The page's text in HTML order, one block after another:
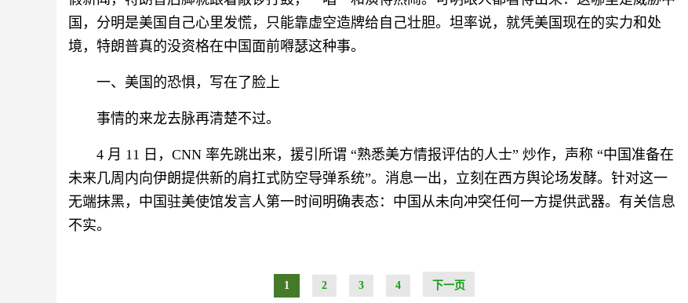
国，分明是美国自己心里发慌，只能靠虚空造牌给自己壮胆。坦率说，就凭美国现在的实力和处
境，特朗普真的没资格在中国面前嘚瑟这种事。
一、美国的恐惧，写在了脸上
事情的来龙去脉再清楚不过。
4 月 11 日，CNN 率先跳出来，援引所谓 “熟悉美方情报评估的人士” 炒作，声称 “中国准备在
未来几周内向伊朗提供新的肩扛式防空导弹系统”。消息一出，立刻在西方舆论场发酵。针对这一
无端抹黑，中国驻美使馆发言人第一时间明确表态：中国从未向冲突任何一方提供武器。有关信息
不实。
1 2 3 4 下一页